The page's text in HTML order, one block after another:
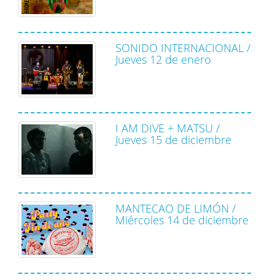
SONIDO INTERNACIONAL /
Jueves 12 de enero
I AM DIVE + MATSU /
Jueves 15 de diciembre
MANTECAO DE LIMÓN /
Miércoles 14 de diciembre